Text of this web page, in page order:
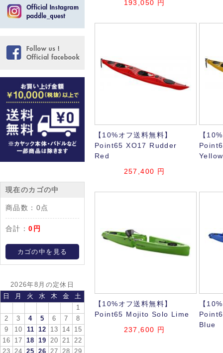
現在のカゴの中
商品数： 0点
合計：0円
カゴの中を見る
2026年8月の定休日
日
月 火 水 木 金
土
1
2
3 4 5 6 7
8
9
10 11 12 13 14
15
16
17 18 19 20 21
22
23
24 25 26 27 28
29
193,050 円
【10%オフ送料無料】
Point65 XO17 Rudder
Red
257,400 円
【
Yellow
【10%オフ送料無料】
Point65 Mojito Solo Lime
237,600 円
【
Blue